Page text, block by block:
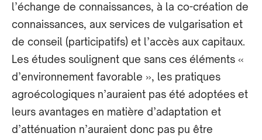
l’échange de connaissances, à la co-création de
connaissances, aux services de vulgarisation et
de conseil (participatifs) et l’accès aux capitaux.
Les études soulignent que sans ces éléments «
d’environnement favorable », les pratiques
agroécologiques n’auraient pas été adoptées et
leurs avantages en matière d’adaptation et
d’atténuation n’auraient donc pas pu être